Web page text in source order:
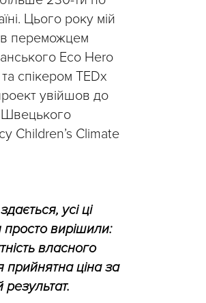
Цього року мій
переможцем
Eco Hero
спікером TEDx
увійшов до
Швецького
Children’s Climate
усі ці
вирішили:
власного
прийнятна ціна за
результат.